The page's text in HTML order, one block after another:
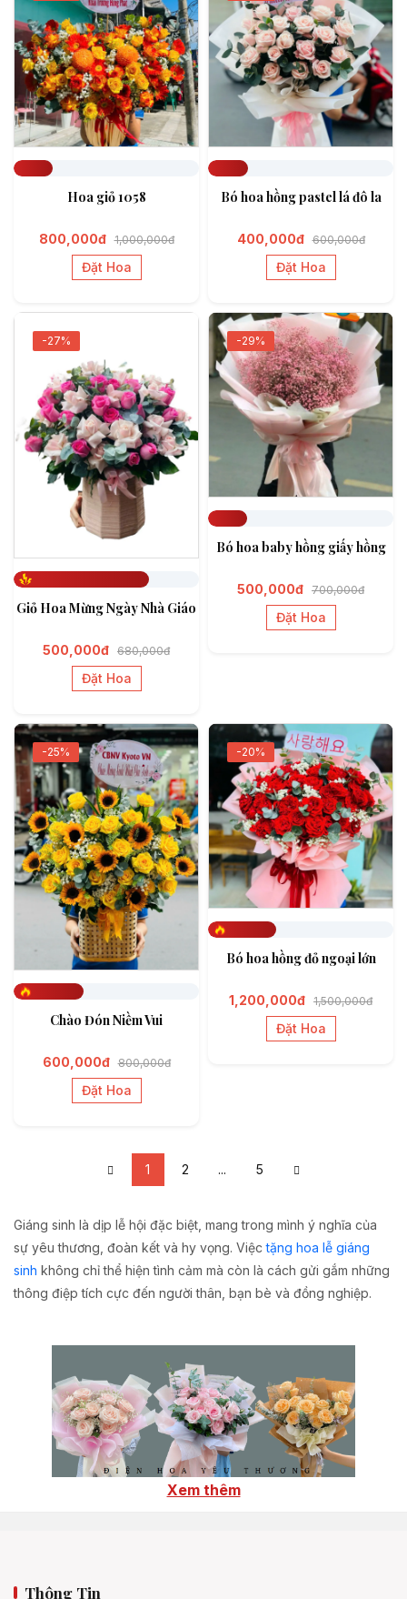
Hoa giỏ 1058
800,000đ 1,000,000đ
Đặt Hoa
Bó hoa hồng pastel lá đô la
400,000đ 600,000đ
Đặt Hoa
-27%
Giỏ Hoa Mừng Ngày Nhà Giáo
500,000đ 680,000đ
Đặt Hoa
-29%
Bó hoa baby hồng giấy hồng
500,000đ 700,000đ
Đặt Hoa
-25%
Chào Đón Niềm Vui
600,000đ 800,000đ
Đặt Hoa
-20%
Bó hoa hồng đỏ ngoại lớn
1,200,000đ 1,500,000đ
Đặt Hoa
1 2 ... 5
Giáng sinh là dịp lễ hội đặc biệt, mang trong mình ý nghĩa của
sự yêu thương, đoàn kết và hy vọng. Việctặng hoa lễ giáng
sinh không chỉ thể hiện tình cảm mà còn là cách gửi gắm những
thông điệp tích cực đến người thân, bạn bè và đồng nghiệp.
Xem thêm
Thông Tin